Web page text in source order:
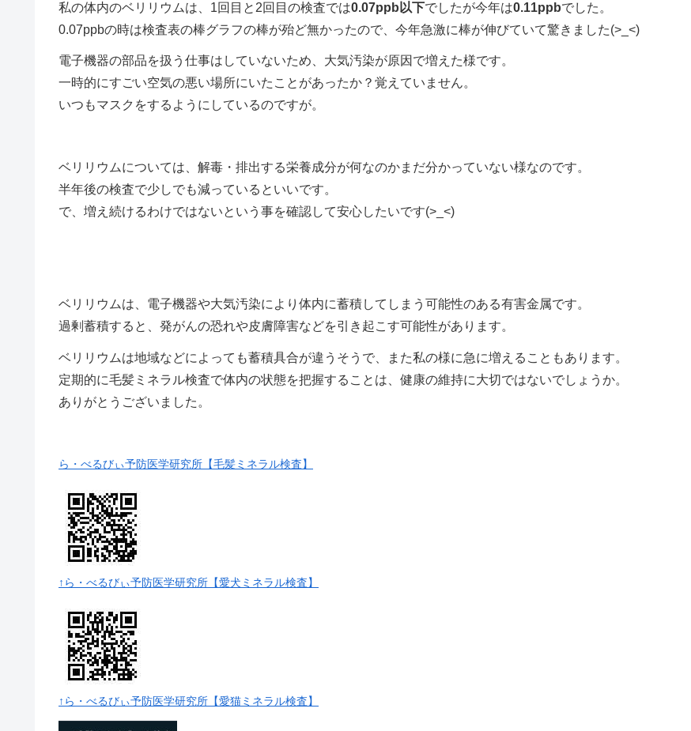
私の体内のベリリウムは、1回目と2回目の検査では0.07ppb以下でしたが今年は0.11ppbでした。
0.07ppbの時は検査表の棒グラフの棒が殆ど無かったので、今年急激に棒が伸びていて驚きました(>_<)
電子機器の部品を扱う仕事はしていないため、大気汚染が原因で増えた様です。
一時的にすごい空気の悪い場所にいたことがあったか？覚えていません。
いつもマスクをするようにしているのですが。
ベリリウムについては、解毒・排出する栄養成分が何なのかまだ分かっていない様なのです。
半年後の検査で少しでも減っているといいです。
で、増え続けるわけではないという事を確認して安心したいです(>_<)
ベリリウムは、電子機器や大気汚染により体内に蓄積してしまう可能性のある有害金属です。
過剰蓄積すると、発がんの恐れや皮膚障害などを引き起こす可能性があります。
ベリリウムは地域などによっても蓄積具合が違うそうで、また私の様に急に増えることもあります。
定期的に毛髪ミネラル検査で体内の状態を把握することは、健康の維持に大切ではないでしょうか。
ありがとうございました。
ら・べるびぃ予防医学研究所【毛髪ミネラル検査】
↑ら・べるびぃ予防医学研究所【愛犬ミネラル検査】
↑ら・べるびぃ予防医学研究所【愛猫ミネラル検査】